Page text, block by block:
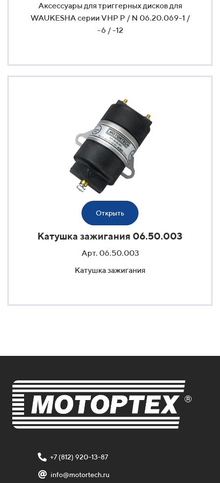
Аксессуары для триггерных дисков для
WAUKESHA серии VHP P / N 06.20.069-1 /
-6 / -12
Открыть
Катушка зажигания 06.50.003
Арт. 06.50.003
Катушка зажигания
+7 (812) 920-13-87
info@motortech.ru